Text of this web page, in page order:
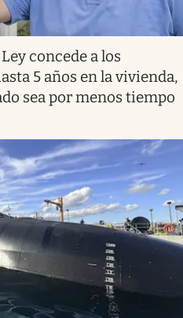
concede a los
5 años en la vivienda,
sea por menos tiempo